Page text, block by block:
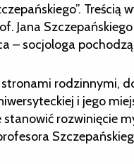
Treścią
Jana
– socjologa
stronami rodzinnymi,
i jego
stanowić rozwinięcie